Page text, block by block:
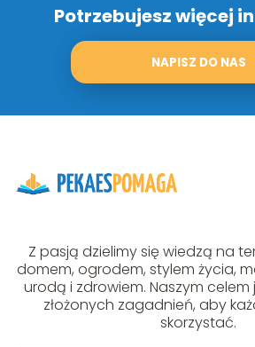
Potrzebujesz więcej
NAPISZ DO NAS
Z pasją dzielimy się wiedzą na
domem, ogrodem, stylem życia,
urodą i zdrowiem. Naszym
złożonych zagadnień, aby
skorzystać.